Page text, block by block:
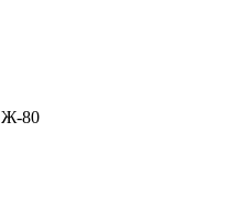
80